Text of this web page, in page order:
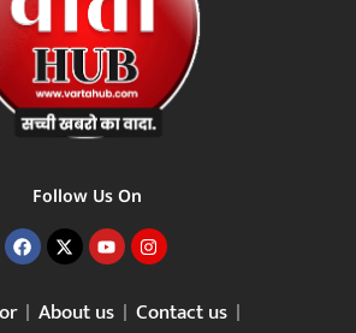
Follow Us On
About us Contact us